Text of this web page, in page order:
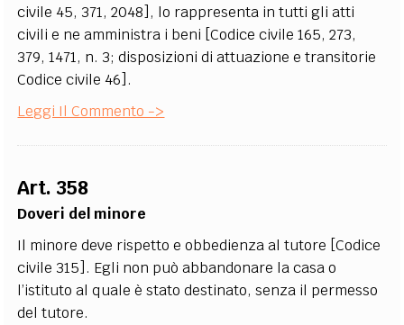
civile 45, 371, 2048], lo rappresenta in tutti gli atti
civili e ne amministra i beni [Codice civile 165, 273,
379, 1471, n. 3; disposizioni di attuazione e transitorie
Codice civile 46].
Leggi Il Commento ->
Art. 358
Doveri del minore
Il minore deve rispetto e obbedienza al tutore [Codice
civile 315]. Egli non può abbandonare la casa o
l’istituto al quale è stato destinato, senza il permesso
del tutore.